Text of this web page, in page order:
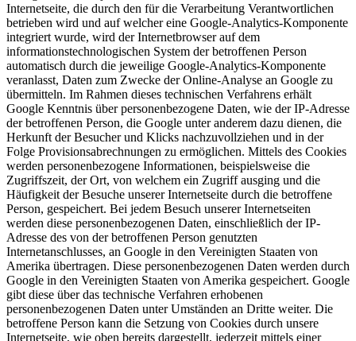
Internetseite, die durch den für die Verarbeitung Verantwortlichen
betrieben wird und auf welcher eine Google-Analytics-Komponente
integriert wurde, wird der Internetbrowser auf dem
informationstechnologischen System der betroffenen Person
automatisch durch die jeweilige Google-Analytics-Komponente
veranlasst, Daten zum Zwecke der Online-Analyse an Google zu
übermitteln. Im Rahmen dieses technischen Verfahrens erhält
Google Kenntnis über personenbezogene Daten, wie der IP-Adresse
der betroffenen Person, die Google unter anderem dazu dienen, die
Herkunft der Besucher und Klicks nachzuvollziehen und in der
Folge Provisionsabrechnungen zu ermöglichen. Mittels des Cookies
werden personenbezogene Informationen, beispielsweise die
Zugriffszeit, der Ort, von welchem ein Zugriff ausging und die
Häufigkeit der Besuche unserer Internetseite durch die betroffene
Person, gespeichert. Bei jedem Besuch unserer Internetseiten
werden diese personenbezogenen Daten, einschließlich der IP-
Adresse des von der betroffenen Person genutzten
Internetanschlusses, an Google in den Vereinigten Staaten von
Amerika übertragen. Diese personenbezogenen Daten werden durch
Google in den Vereinigten Staaten von Amerika gespeichert. Google
gibt diese über das technische Verfahren erhobenen
personenbezogenen Daten unter Umständen an Dritte weiter. Die
betroffene Person kann die Setzung von Cookies durch unsere
Internetseite, wie oben bereits dargestellt, jederzeit mittels einer